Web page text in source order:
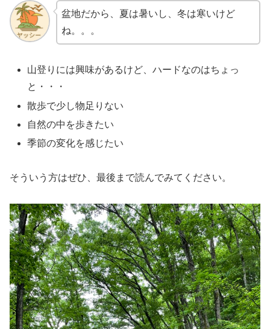
盆地だから、夏は暑いし、冬は寒いけど
ね。。。
山登りには興味があるけど、ハードなのはちょっ
と・・・
散歩で少し物足りない
自然の中を歩きたい
季節の変化を感じたい
そういう方はぜひ、最後まで読んでみてください。